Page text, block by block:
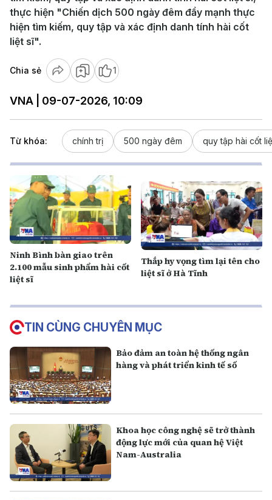
thực hiện "Chiến dịch 500 ngày đêm đẩy mạnh thực
hiện tìm kiếm, quy tập và xác định danh tính hài cốt
liệt sĩ".
Chia sẻ 1
VNA | 09-07-2026, 10:09
Từ khóa: chính trị 500 ngày đêm quy tập hài cốt
Ninh Bình bàn giao trên
2.100 mẫu sinh phẩm hài cốt
liệt sĩ
Thắp hy vọng tìm lại tên cho
liệt sĩ ở Hà Tĩnh
TIN CÙNG CHUYÊN MỤC
Bảo đảm an toàn hệ thống ngân
hàng và phát triển kinh tế số
Khoa học công nghệ sẽ trở thành
động lực mới của quan hệ Việt
Nam-Australia